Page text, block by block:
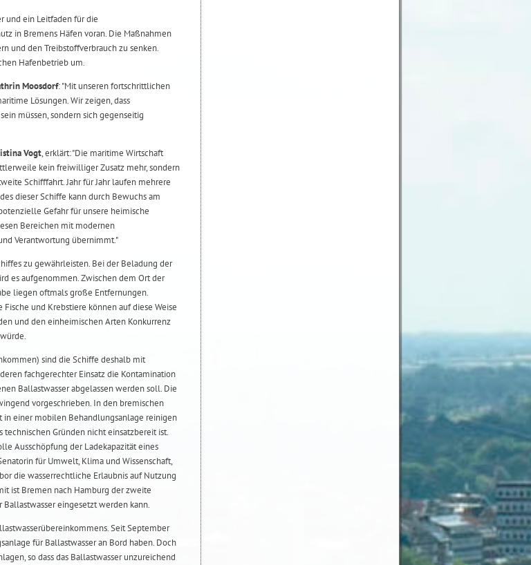
und ein Leitfaden für die
in Bremens Häfen voran. Die Maßnahmen
und den Treibstoffverbrauch zu senken.
Hafenbetrieb um.
Moosdorf: "Mit unseren fortschrittlichen
Lösungen. Wir zeigen, dass
müssen, sondern sich gegenseitig
Vogt, erklärt: "Die maritime Wirtschaft
kein freiwilliger Zusatz mehr, sondern
Schifffahrt. Jahr für Jahr laufen mehrere
dieser Schiffe kann durch Bewuchs am
Gefahr für unsere heimische
Bereichen mit modernen
Verantwortung übernimmt."
zu gewährleisten. Bei der Beladung der
es aufgenommen. Zwischen dem Ort der
liegen oftmals große Entfernungen.
und Krebstiere können auf diese Weise
und den einheimischen Arten Konkurrenz
sind die Schiffe deshalb mit
fachgerechter Einsatz die Kontamination
Ballastwasser abgelassen werden soll. Die
vorgeschrieben. In den bremischen
in einer mobilen Behandlungsanlage reinigen
Gründen nicht einsatzbereit ist.
Ausschöpfung der Ladekapazität eines
für Umwelt, Klima und Wissenschaft,
die wasserrechtliche Erlaubnis auf Nutzung
ist Bremen nach Hamburg der zweite
eingesetzt werden kann.
Seit September
für Ballastwasser an Bord haben. Doch
so dass das Ballastwasser unzureichend